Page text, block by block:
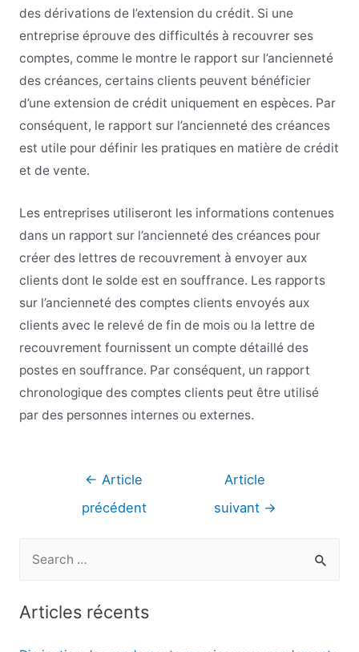
des dérivations de l’extension du crédit. Si une
entreprise éprouve des difficultés à recouvrer ses
comptes, comme le montre le rapport sur l’ancienneté
des créances, certains clients peuvent bénéficier
d’une extension de crédit uniquement en espèces. Par
conséquent, le rapport sur l’ancienneté des créances
est utile pour définir les pratiques en matière de crédit
et de vente.
Les entreprises utiliseront les informations contenues
dans un rapport sur l’ancienneté des créances pour
créer des lettres de recouvrement à envoyer aux
clients dont le solde est en souffrance. Les rapports
sur l’ancienneté des comptes clients envoyés aux
clients avec le relevé de fin de mois ou la lettre de
recouvrement fournissent un compte détaillé des
postes en souffrance. Par conséquent, un rapport
chronologique des comptes clients peut être utilisé
par des personnes internes ou externes.
Navigation
l’article
← Article
précédent
Article
suivant →
Articles récents